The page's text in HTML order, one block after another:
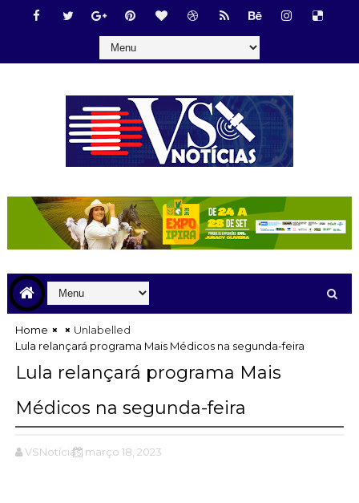
Home
Unlabelled
Lula relançará programa Mais Médicos na segunda-feira
Lula relançará programa Mais
Médicos na segunda-feira
VSNotícias março 18, 2023